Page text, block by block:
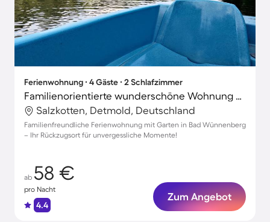
Ferienwohnung ∙ 4 Gäste ∙ 2 Schlafzimmer
Familienorientierte wunderschöne Wohnung mit Grill, Garten und Terrasse | Panoramablick
Salzkotten, Detmold, Deutschland
Familienfreundliche Ferienwohnung mit Garten in Bad Wünnenberg
– Ihr Rückzugsort für unvergessliche Momente!
ab 58 €
pro Nacht
4.4
Zum Angebot